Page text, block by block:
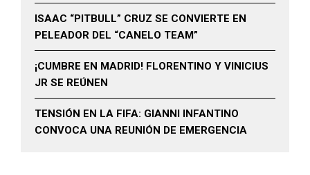
ISAAC “PITBULL” CRUZ SE CONVIERTE EN
PELEADOR DEL “CANELO TEAM”
¡CUMBRE EN MADRID! FLORENTINO Y VINICIUS
JR SE REÚNEN
TENSIÓN EN LA FIFA: GIANNI INFANTINO
CONVOCA UNA REUNIÓN DE EMERGENCIA